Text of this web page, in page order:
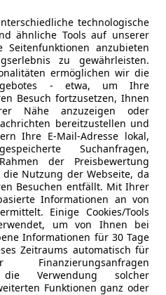
technologische
ähnliche Tools auf unserer
anzubieten
zu gewährleisten.
ermöglichen wir die
- etwa, um Ihre
Besuch fortzusetzen, Ihnen
Nähe anzuzeigen oder
bereitzustellen und
Ihre E-Mail-Adresse lokal,
Suchanfragen,
der Preisbewertung
Nutzung der Webseite, da
Besuchen entfällt. Mit Ihrer
Informationen an von
Einige Cookies/Tools
um von Ihnen bei
Informationen für 30 Tage
Zeitraums automatisch für
die Verwendung solcher
Funktionen ganz oder